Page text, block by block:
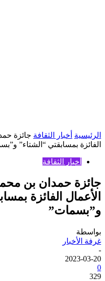
الرئيسية أخبار الثقافة جائزة
الفائزة بمسابقتي “الشتاء”
أخبار الثقافة
جائزة حمدان بن
الأعمال الفائزة
و”بسمات”
بواسطة
غرفة الأخبار
-
2023-03-20
0
329